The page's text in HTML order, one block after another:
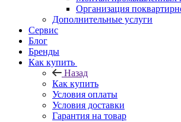
Организация
Дополнительные услуги
Сервис
Блог
Бренды
Как купить
Назад
Как купить
Условия оплаты
Условия доставки
Гарантия на товар